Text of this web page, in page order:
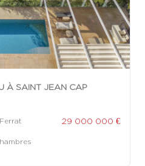
À SAINT JEAN CAP
29 000 000 €